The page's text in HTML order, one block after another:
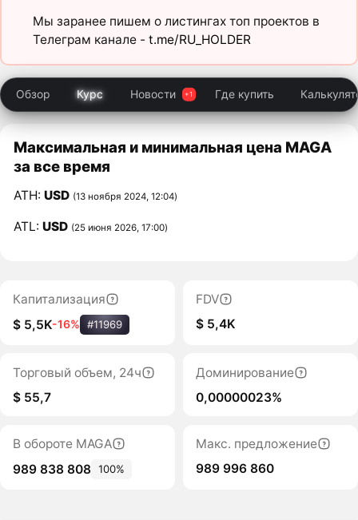
Мы заранее пишем о листингах топ проектов в
Телеграм канале - t.me/RU_HOLDER
Обзор Курс Новости Где купить
Максимальная и минимальная цена MAGA
за все время
ATH:USD (13 ноября 2024, 12:04)
ATL:USD (25 июня 2026, 17:00)
Капитализация
$ 5,5K-16% #11969
FDV
$ 5,4K
Торговый объем, 24ч
$ 55,7
Доминирование
0,00000023%
В обороте MAGA
989 838 808 100%
Макс. предложение
989 996 860